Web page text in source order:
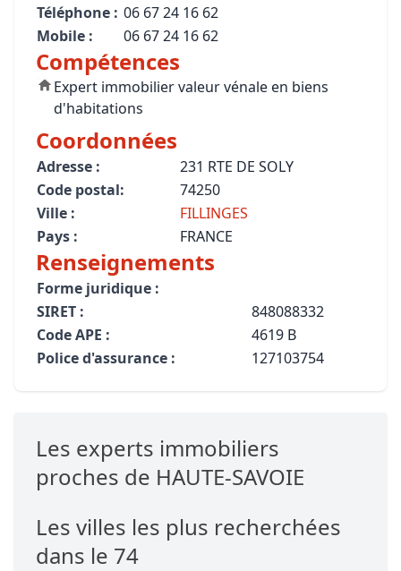
Téléphone : 06 67 24 16 62
Mobile :
06 67 24 16 62
Compétences
Expert immobilier valeur vénale en biens
d'habitations
Coordonnées
Adresse :
231 RTE DE SOLY
Code postal:
74250
Ville :
FILLINGES
Pays :
FRANCE
Renseignements
Forme juridique :
SIRET :
848088332
Code APE :
4619 B
Police d'assurance :
127103754
Les experts immobiliers
proches de HAUTE-SAVOIE
Les villes les plus recherchées
dans le 74